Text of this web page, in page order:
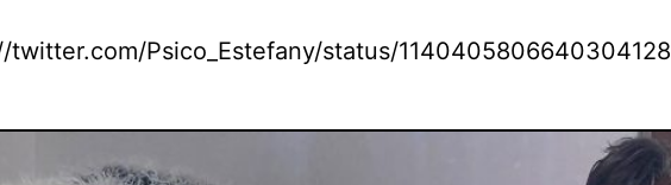
twitter.com/Psico_Estefany/status/1140405806640304128